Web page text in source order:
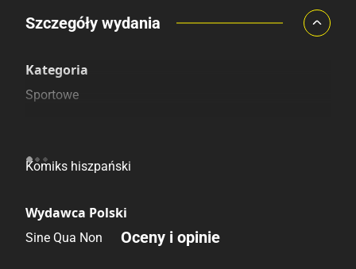
Porównaj ceny
Szczegóły wydania
Kategoria
Sportowe
Komiks hiszpański
Wydawca Polski
Sine Qua Non Oceny i opinie